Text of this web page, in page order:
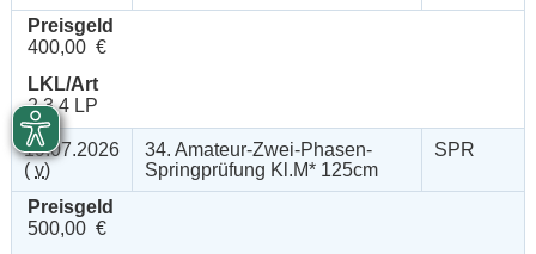
Preisgeld
400,00 €
LKL/Art
2 3 4 LP
19.07.2026
(v)
34. Amateur-Zwei-Phasen-
Springprüfung Kl.M* 125cm
SPR
Preisgeld
500,00 €